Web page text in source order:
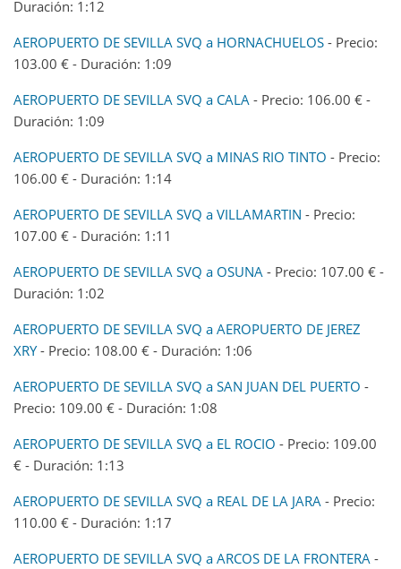
Duración: 1:12
AEROPUERTO DE SEVILLA SVQ a HORNACHUELOS - Precio:
103.00 € - Duración: 1:09
AEROPUERTO DE SEVILLA SVQ a CALA - Precio: 106.00 € -
Duración: 1:09
AEROPUERTO DE SEVILLA SVQ a MINAS RIO TINTO - Precio:
106.00 € - Duración: 1:14
AEROPUERTO DE SEVILLA SVQ a VILLAMARTIN - Precio:
107.00 € - Duración: 1:11
AEROPUERTO DE SEVILLA SVQ a OSUNA - Precio: 107.00 € -
Duración: 1:02
AEROPUERTO DE SEVILLA SVQ a AEROPUERTO DE JEREZ
XRY- Precio: 108.00 € - Duración: 1:06
AEROPUERTO DE SEVILLA SVQ a SAN JUAN DEL PUERTO -
Precio: 109.00 € - Duración: 1:08
AEROPUERTO DE SEVILLA SVQ a EL ROCIO - Precio: 109.00
€ - Duración: 1:13
AEROPUERTO DE SEVILLA SVQ a REAL DE LA JARA - Precio:
110.00 € - Duración: 1:17
AEROPUERTO DE SEVILLA SVQ a ARCOS DE LA FRONTERA -